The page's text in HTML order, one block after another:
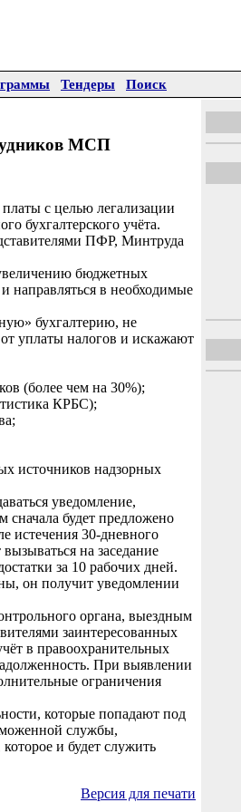
Тендеры Поиск
МСП
с целью легализации
бухгалтерского учёта.
ПФР, Минтруда
бюджетных
направляться в необходимые
бухгалтерию, не
уплаты налогов и искажают
(более чем на 30%);
КРБС);
источников надзорных
уведомление,
сначала будет предложено
истечения 30-дневного
на заседание
за 10 рабочих дней.
он получит уведомлении
органа, выездным
заинтересованных
в правоохранительных
При выявлении
ограничения
которые попадают под
службы,
и будет служить
Версия для печати